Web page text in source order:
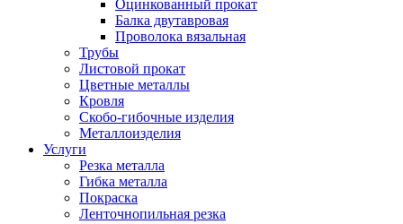
Оцинкованный прокат
Балка двутавровая
Проволока вязальная
Трубы
Листовой прокат
Цветные металлы
Кровля
Скобо-гибочные изделия
Металлоизделия
Услуги
Резка металла
Гибка металла
Покраска
Ленточнопильная резка